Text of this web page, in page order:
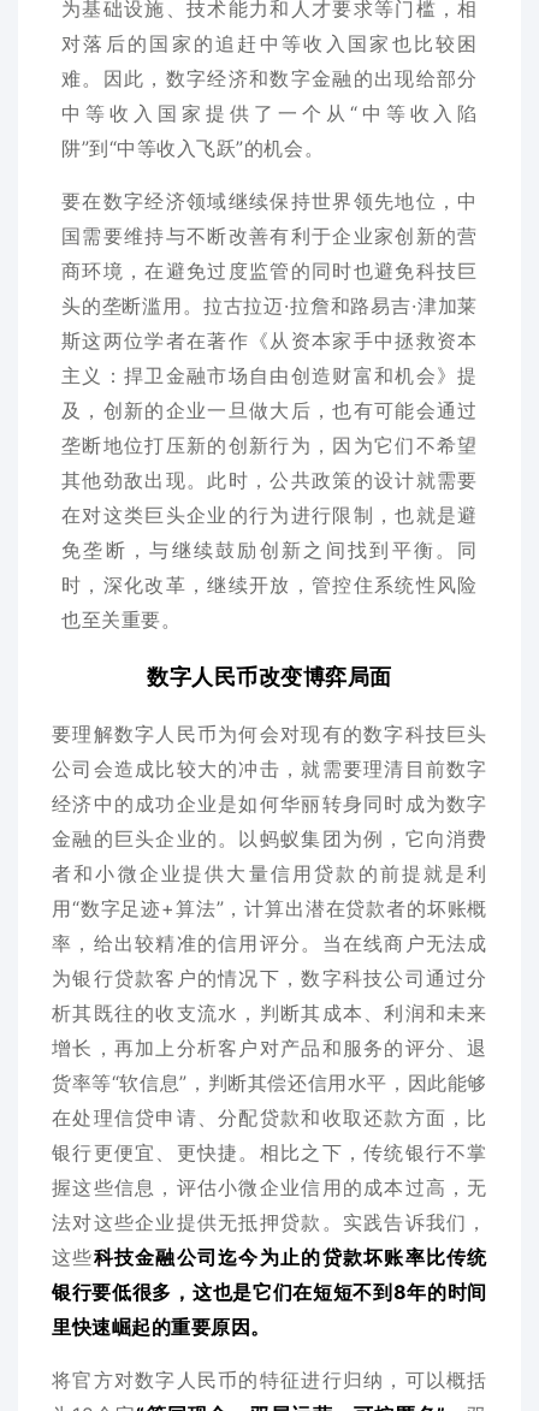
为基础设施、技术能力和人才要求等门槛，相
对落后的国家的追赶中等收入国家也比较困
难。因此，数字经济和数字金融的出现给部分
中等收入国家提供了一个从“中等收入陷
阱”到“中等收入飞跃”的机会。
要在数字经济领域继续保持世界领先地位，中
国需要维持与不断改善有利于企业家创新的营
商环境，在避免过度监管的同时也避免科技巨
头的垄断滥用。拉古拉迈·拉詹和路易吉·津加莱
斯这两位学者在著作《从资本家手中拯救资本
主义：捍卫金融市场自由创造财富和机会》提
及，创新的企业一旦做大后，也有可能会通过
垄断地位打压新的创新行为，因为它们不希望
其他劲敌出现。此时，公共政策的设计就需要
在对这类巨头企业的行为进行限制，也就是避
免垄断，与继续鼓励创新之间找到平衡。同
时，深化改革，继续开放，管控住系统性风险
也至关重要。
数字人民币改变博弈局面
要理解数字人民币为何会对现有的数字科技巨头
公司会造成比较大的冲击，就需要理清目前数字
经济中的成功企业是如何华丽转身同时成为数字
金融的巨头企业的。以蚂蚁集团为例，它向消费
者和小微企业提供大量信用贷款的前提就是利
用“数字足迹+算法”，计算出潜在贷款者的坏账概
率，给出较精准的信用评分。当在线商户无法成
为银行贷款客户的情况下，数字科技公司通过分
析其既往的收支流水，判断其成本、利润和未来
增长，再加上分析客户对产品和服务的评分、退
货率等“软信息”，判断其偿还信用水平，因此能够
在处理信贷申请、分配贷款和收取还款方面，比
银行更便宜、更快捷。相比之下，传统银行不掌
握这些信息，评估小微企业信用的成本过高，无
法对这些企业提供无抵押贷款。实践告诉我们，
这些科技金融公司迄今为止的贷款坏账率比传统
银行要低很多，这也是它们在短短不到8年的时间
里快速崛起的重要原因。
将官方对数字人民币的特征进行归纳，可以概括